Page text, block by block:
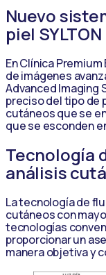
Nuevo
piel
En Clínica
de imágenes
Advanced Imaging
preciso del tipo de
cutáneos que se
que se esconden
Tecnología
análisis
La tecnología de
cutáneos con
tecnologías
proporcionar un
manera objetiva y